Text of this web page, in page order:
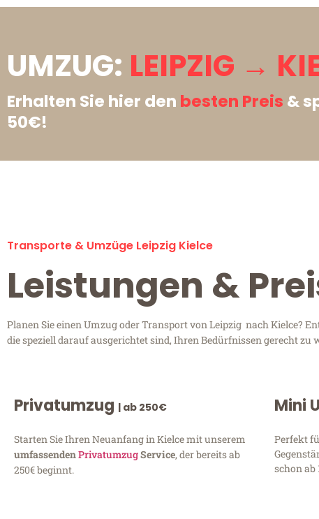
UMZUG: LEIPZIG →
Erhalten Sie hier den besten Preis &
50€!
Transporte & Umzüge Leipzig Kielce
Leistungen &
Planen Sie einen Umzug oder Transport von Leipzig nach Kielce?
die speziell darauf ausgerichtet sind, Ihren Bedürfnissen gerecht
Privatumzug | ab 250€
Starten Sie Ihren Neuanfang in Kielce mit unserem
umfassendenPrivatumzugService, der bereits ab
250€ beginnt.
Mini
Perfekt
schon ab